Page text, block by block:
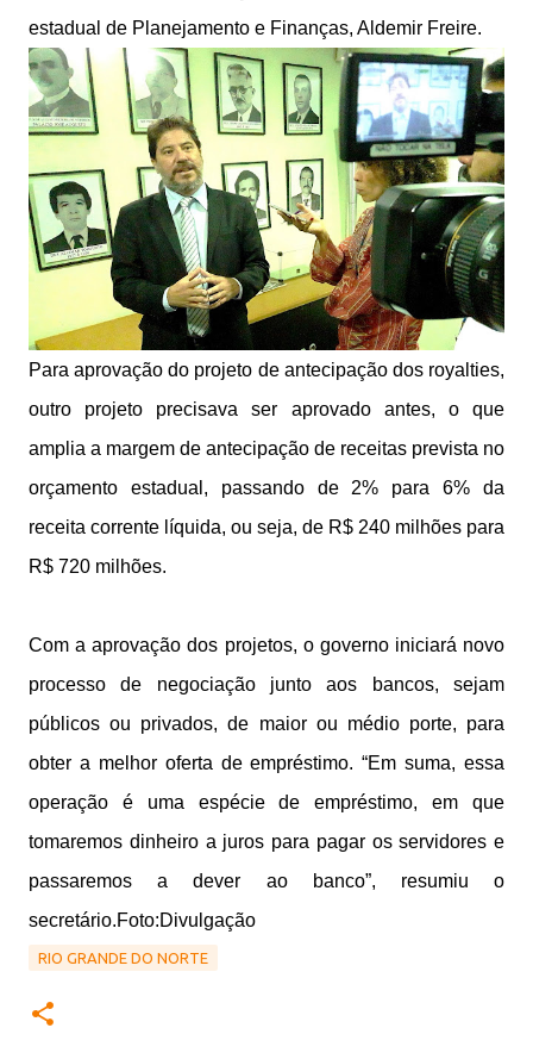
estadual de Planejamento e Finanças, Aldemir Freire.
Para aprovação do projeto de antecipação dos royalties,
outro projeto precisava ser aprovado antes, o que
amplia a margem de antecipação de receitas prevista no
orçamento estadual, passando de 2% para 6% da
receita corrente líquida, ou seja, de R$ 240 milhões para
R$ 720 milhões.
Com a aprovação dos projetos, o governo iniciará novo
processo de negociação junto aos bancos, sejam
públicos ou privados, de maior ou médio porte, para
obter a melhor oferta de empréstimo. “Em suma, essa
operação é uma espécie de empréstimo, em que
tomaremos dinheiro a juros para pagar os servidores e
passaremos a dever ao banco”, resumiu o
secretário.Foto:Divulgação
RIO GRANDE DO NORTE